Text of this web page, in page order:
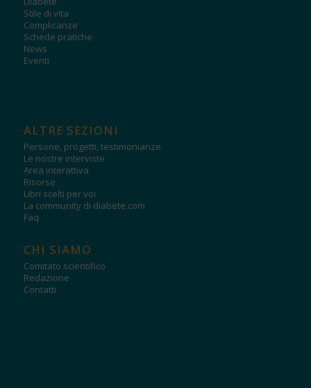
Stile di vita
Complicanze
Schede pratiche
News
Eventi
ALTRE SEZIONI
Persone, progetti, testimonianze
Le nostre interviste
Area interattiva
Risorse
Libri scelti per voi
La community di diabete.com
Faq
CHI SIAMO
Comitato scientifico
Redazione
Contatti